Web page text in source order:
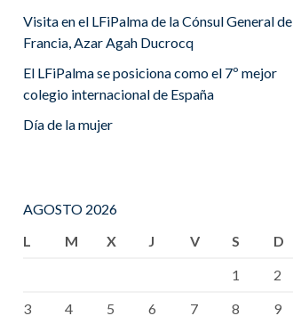
Visita en el LFiPalma de la Cónsul General de
Francia, Azar Agah Ducrocq
El LFiPalma se posiciona como el 7º mejor
colegio internacional de España
Día de la mujer
AGOSTO 2026
L
M X J V S
D
1
2
3
4 5 6 7 8
9